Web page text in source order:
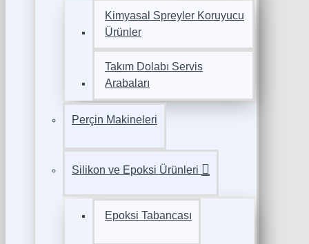
Kimyasal Spreyler Koruyucu
Ürünler
Takım Dolabı Servis
Arabaları
Perçin Makineleri
Silikon ve Epoksi Ürünleri
Epoksi Tabancası